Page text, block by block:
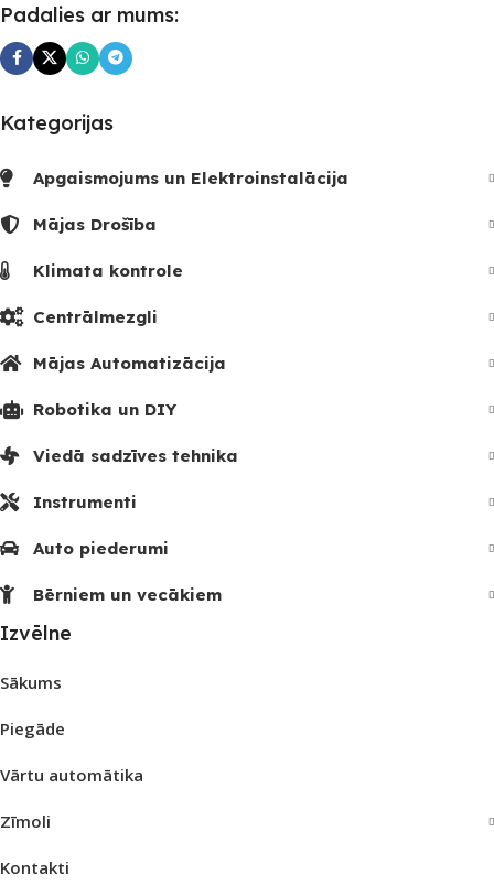
Padalies ar mums:
Kategorijas
Apgaismojums un Elektroinstalācija
Mājas Drošība
Klimata kontrole
Centrālmezgli
Mājas Automatizācija
Robotika un DIY
Viedā sadzīves tehnika
Instrumenti
Auto piederumi
Bērniem un vecākiem
Izvēlne
Sākums
Piegāde
Vārtu automātika
Zīmoli
Kontakti